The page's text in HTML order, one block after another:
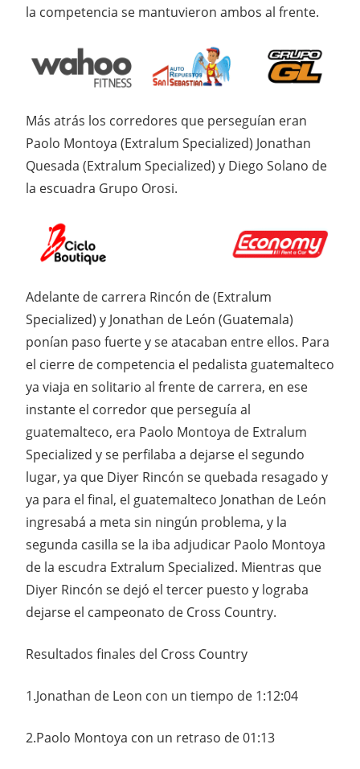
la competencia se mantuvieron ambos al frente.
Más atrás los corredores que perseguían eran
Paolo Montoya (Extralum Specialized) Jonathan
Quesada (Extralum Specialized) y Diego Solano de
la escuadra Grupo Orosi.
Adelante de carrera Rincón de (Extralum
Specialized) y Jonathan de León (Guatemala)
ponían paso fuerte y se atacaban entre ellos. Para
el cierre de competencia el pedalista guatemalteco
ya viaja en solitario al frente de carrera, en ese
instante el corredor que perseguía al
guatemalteco, era Paolo Montoya de Extralum
Specialized y se perfilaba a dejarse el segundo
lugar, ya que Diyer Rincón se quebada resagado y
ya para el final, el guatemalteco Jonathan de León
ingresabá a meta sin ningún problema, y la
segunda casilla se la iba adjudicar Paolo Montoya
de la escudra Extralum Specialized. Mientras que
Diyer Rincón se dejó el tercer puesto y lograba
dejarse el campeonato de Cross Country.
Resultados finales del Cross Country
1.Jonathan de Leon con un tiempo de 1:12:04
2.Paolo Montoya con un retraso de 01:13